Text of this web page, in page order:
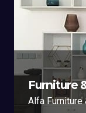
Furniture
Alfa Furniture